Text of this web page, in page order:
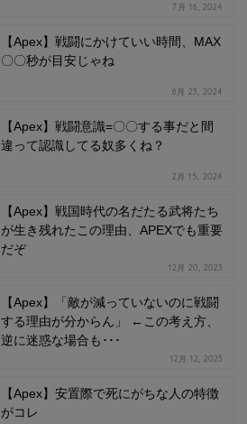
7月 16, 2024
【Apex】戦闘にかけていい時間、MAX
〇〇秒が目安じゃね
6月 23, 2024
【Apex】戦闘意識=〇〇する事だと間
違って認識してる奴多くね？
2月 15, 2024
【Apex】戦国時代の名だたる武将たち
が生き残れたこの理由、APEXでも重要
だぞ
12月 20, 2023
【Apex】「敵が減っていないのに戦闘
する理由が分からん」 ←この考え方、
逆に迷惑な場合も･･･
12月 12, 2023
【Apex】安置際で死にがちな人の特徴
がコレ